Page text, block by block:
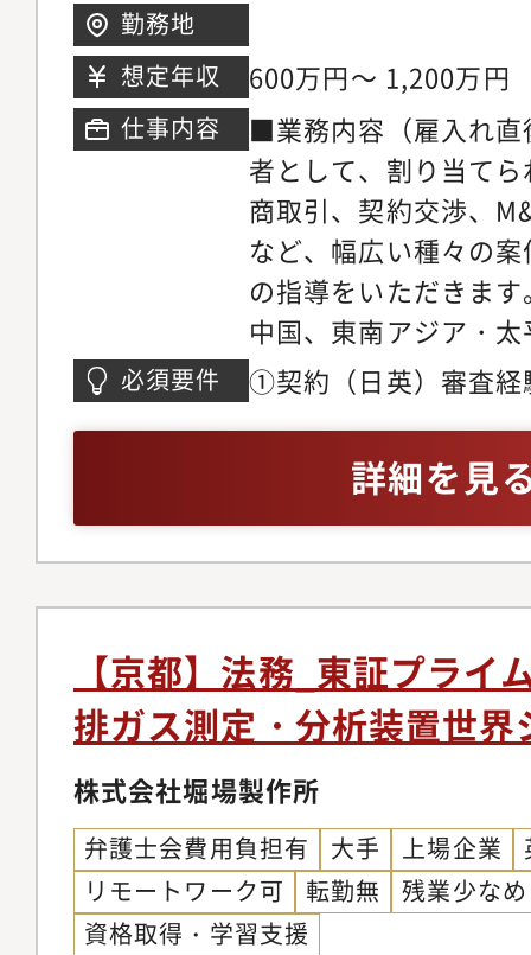
勤務地
想定年収
600万円～ 1,200万円
仕事内容
■業務内容（雇入れ直
者として、割り当て
商取引、契約交渉、
など、幅広い種々の
の指導をいただきま
中国、東南アジア・
統括法務および各社
具体業務例契約書（
作成・交渉、法令
弁、M&A、提携、共
への対応（契約上の
ど）、取引先の倒産
イシス対応、法令遵
ス体制の確立・推進
範囲）会社の定める
中国、東南アジア・
括法務および各社法
との協働も担当業務
任地は東京ですが将
性があります。■配属
必須要件
①契約（日英）審査
④競争法、腐敗防止
全保障等の重要法分
詳細を見
【京都】法務_東証プライ
排ガス測定・分析装置世
株式会社堀場製作所
弁護士会費用負担有 大手 上場企業
リモートワーク可
転勤無
残業少なめ
資格取得・学習支援